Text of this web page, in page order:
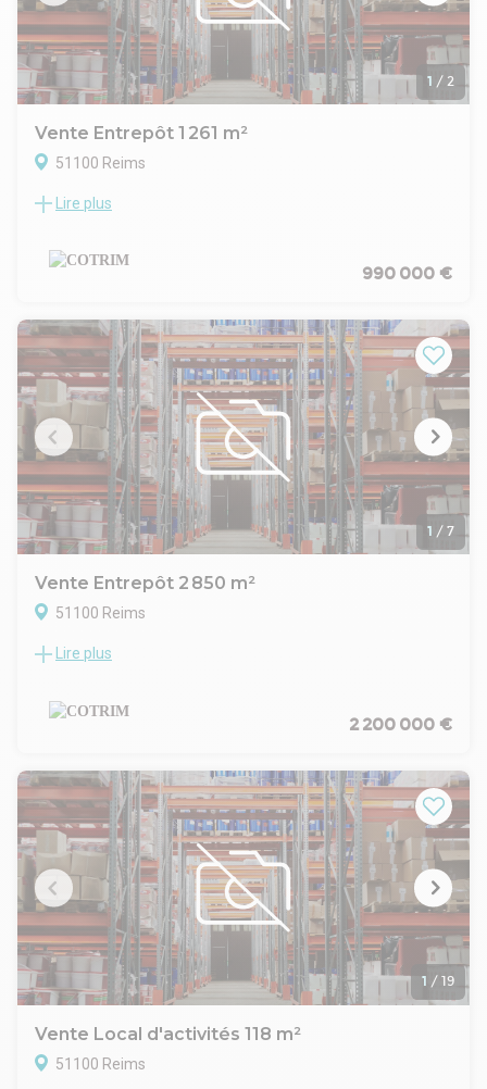
1 / 2
Vente Entrepôt 1 261 m²
51100 Reims
1261 m² sur un foncier indépendant de 3010 m², accès
Lire plus
990 000 €
1 / 7
Vente Entrepôt 2 850 m²
51100 Reims
2850 m² d'entrepôt et 370 m² de bureaux extensibles sur
Aire de manœuvre PL, stationnements VL et PL.
Ensemble clôturé, bâtiment isolé bardage triple peau.
Lire plus
2 200 000 €
1 / 19
Vente Local d'activités 118 m²
51100 Reims